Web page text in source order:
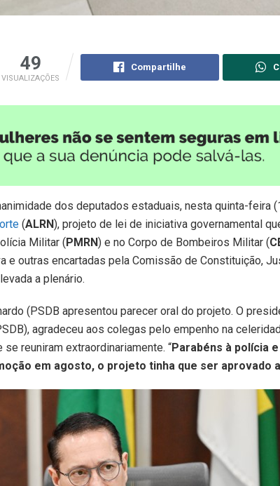
49
VISUALIZAÇÕES
Compartilhe
dos deputados estaduais, nesta quinta-feira
(ALRN), projeto de lei de iniciativa governamental
Militar ( PMRN) e no Corpo de Bombeiros Militar (
e outras encartadas pela Comissão de Constituição,
a plenário.
(PSDB apresentou parecer oral do projeto. O
agradeceu aos colegas pelo empenho na
se reuniram extraordinariamente. “Parabéns à polícia
em agosto, o projeto tinha que ser aprovado